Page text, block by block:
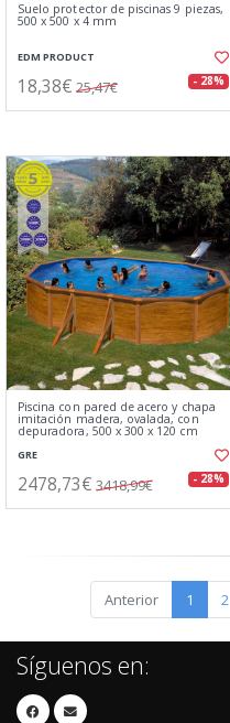
Suelo protector de piscinas 9 piezas,
500 x 500 x 4 mm
EDM PRODUCT
18,38€ 25,47€ - 28%
Piscina con pared de acero y chapa
imitación madera, ovalada, con
depuradora, 500 x 300 x 120 cm
GRE
2478,73€ 3418,99€ - 28%
Anterior 1 2
Síguenos en: